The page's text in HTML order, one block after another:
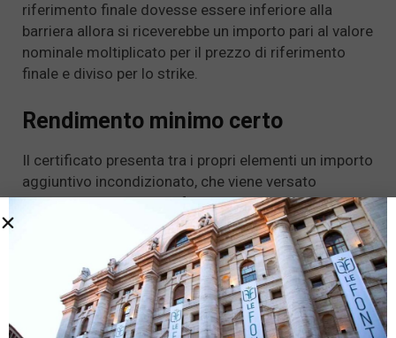
riferimento finale dovesse essere inferiore alla
barriera allora si riceverebbe un importo pari al valore
nominale moltiplicato per il prezzo di riferimento
finale e diviso per lo strike.
Rendimento minimo certo
Il certificato presenta tra i propri elementi un importo
aggiuntivo incondizionato, che viene versato
automaticamente al 28 febbraio 2024. Questo
importo, pari a 61,5€ rappresenta un rendimento
minimo certo garantito per questo certificato.
Costi applicati
Il certificato Express su Eni emesso da Unicredit